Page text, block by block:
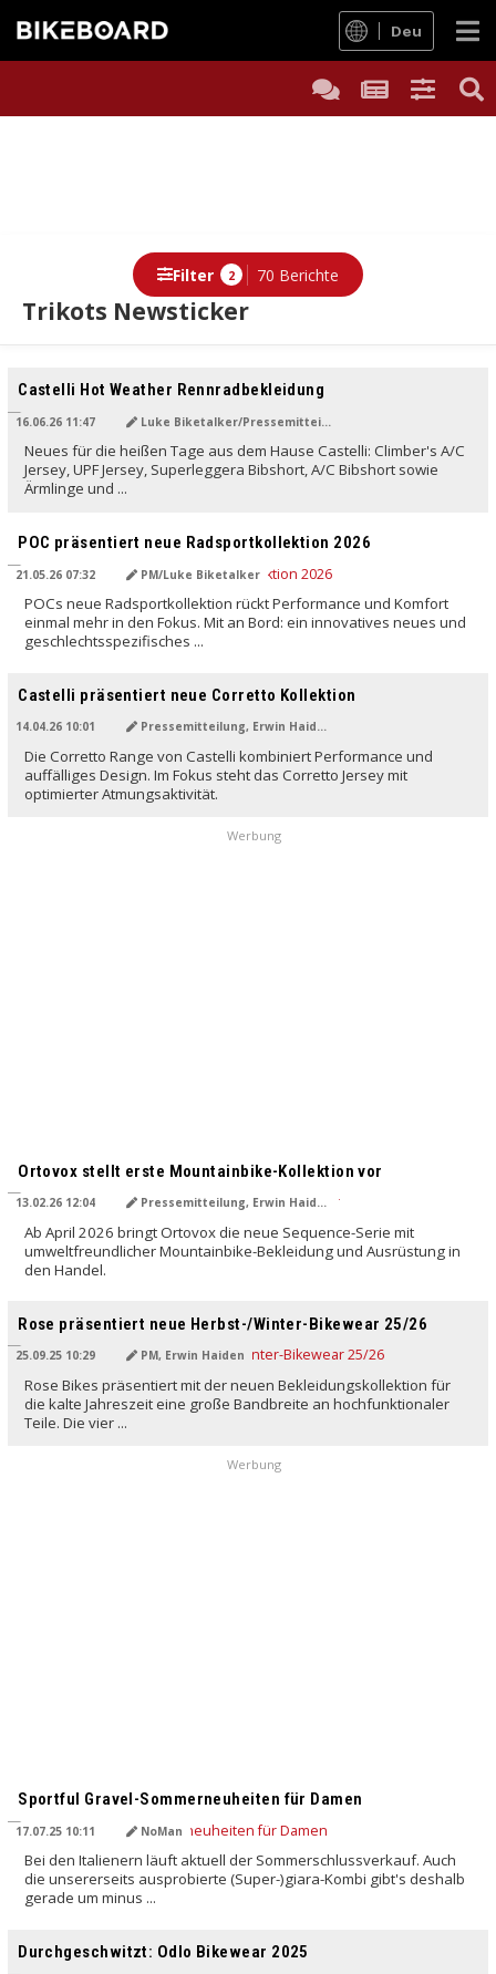
Deu
Trikots Newsticker
Filter 2 70 Berichte
Berichte
Castelli Hot Weather Rennradbekleidung
16.06.26 11:47 Luke Biketalker/Pressemitteilung
Neues für die heißen Tage aus dem Hause Castelli: Climber's A/C
Jersey, UPF Jersey, Superleggera Bibshort, A/C Bibshort sowie
Ärmlinge und ...
POC präsentiert neue Radsportkollektion 2026
21.05.26 07:32 PM/Luke Biketalker
POCs neue Radsportkollektion rückt Performance und Komfort
einmal mehr in den Fokus. Mit an Bord: ein innovatives neues und
geschlechtsspezifisches ...
Castelli präsentiert neue Corretto Kollektion
14.04.26 10:01 Pressemitteilung, Erwin Haiden
Die Corretto Range von Castelli kombiniert Performance und
auffälliges Design. Im Fokus steht das Corretto Jersey mit
optimierter Atmungsaktivität.
Werbung
Ortovox stellt erste Mountainbike-Kollektion vor
13.02.26 12:04 Pressemitteilung, Erwin Haiden
Ab April 2026 bringt Ortovox die neue Sequence-Serie mit
umweltfreundlicher Mountainbike-Bekleidung und Ausrüstung in
den Handel.
Rose präsentiert neue Herbst-/Winter-Bikewear 25/26
25.09.25 10:29 PM, Erwin Haiden
Rose Bikes präsentiert mit der neuen Bekleidungskollektion für
die kalte Jahreszeit eine große Bandbreite an hochfunktionaler
Teile. Die vier ...
Werbung
Sportful Gravel-Sommerneuheiten für Damen
17.07.25 10:11 NoMan
Bei den Italienern läuft aktuell der Sommerschlussverkauf. Auch
die unsererseits ausprobierte (Super-)giara-Kombi gibt's deshalb
gerade um minus ...
Durchgeschwitzt: Odlo Bikewear 2025